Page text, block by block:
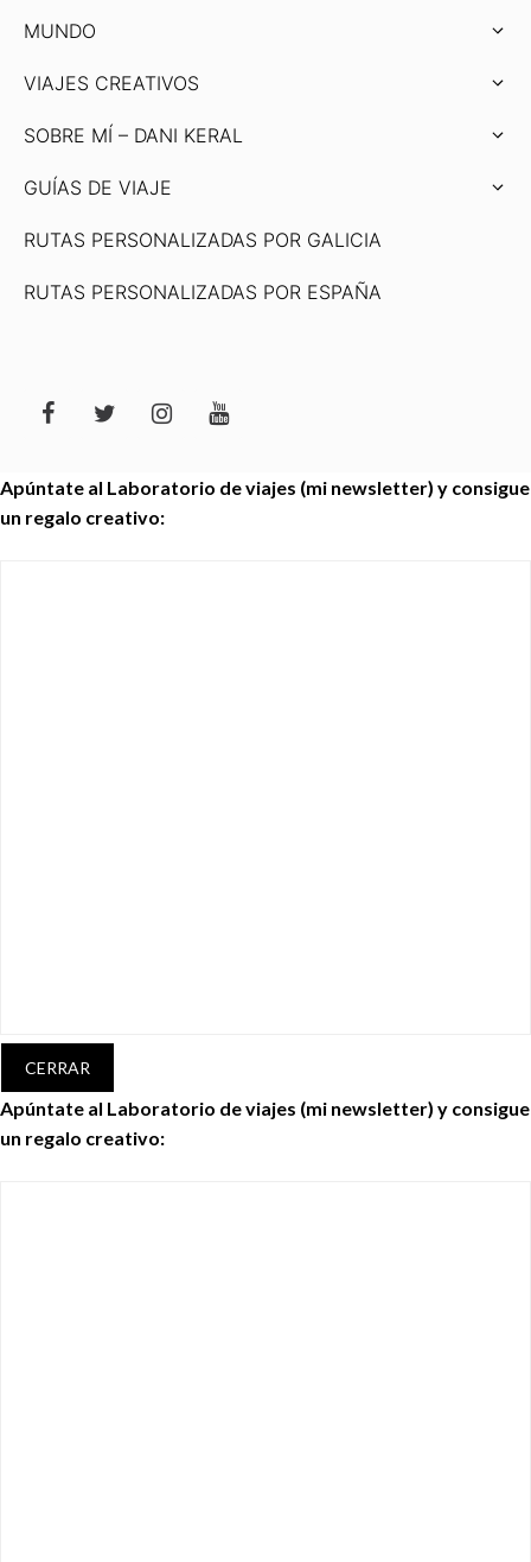
MUNDO
VIAJES CREATIVOS
SOBRE MÍ – DANI KERAL
GUÍAS DE VIAJE
RUTAS PERSONALIZADAS POR GALICIA
RUTAS PERSONALIZADAS POR ESPAÑA
Apúntate al Laboratorio de viajes (mi newsletter) y consigue
un regalo creativo:
CERRAR
Apúntate al Laboratorio de viajes (mi newsletter) y consigue
un regalo creativo: